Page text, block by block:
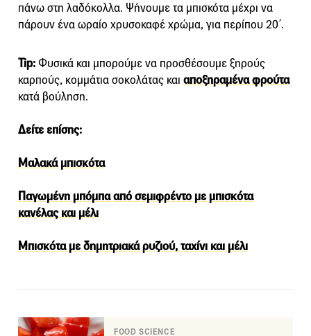
πάνω στη λαδόκολλα. Ψήνουμε τα μπισκότα μέχρι να
πάρουν ένα ωραίο χρυσοκαφέ χρώμα, για περίπου 20΄.
Tip: Φυσικά και μπορούμε να προσθέσουμε ξηρούς
καρπούς, κομμάτια σοκολάτας και αποξηραμένα φρούτα
κατά βούληση.
Δείτε επίσης:
Μαλακά μπισκότα
Παγωμένη μπόμπα από σεμιφρέντο με μπισκότα
κανέλας και μέλι
Μπισκότα με δημητριακά ρυζιού, ταχίνι και μέλι
FOOD SCIENCE